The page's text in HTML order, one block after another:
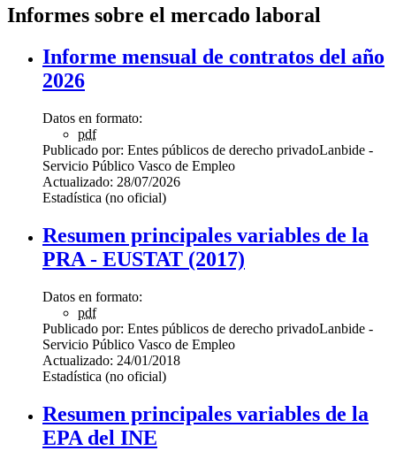
Informes sobre el mercado laboral
Informe mensual de contratos del año
2026
Datos en formato:
pdf
Publicado por: Entes públicos de derecho privadoLanbide -
Servicio Público Vasco de Empleo
Actualizado: 28/07/2026
Estadística (no oficial)
Resumen principales variables de la
PRA - EUSTAT (2017)
Datos en formato:
pdf
Publicado por: Entes públicos de derecho privadoLanbide -
Servicio Público Vasco de Empleo
Actualizado: 24/01/2018
Estadística (no oficial)
Resumen principales variables de la
EPA del INE